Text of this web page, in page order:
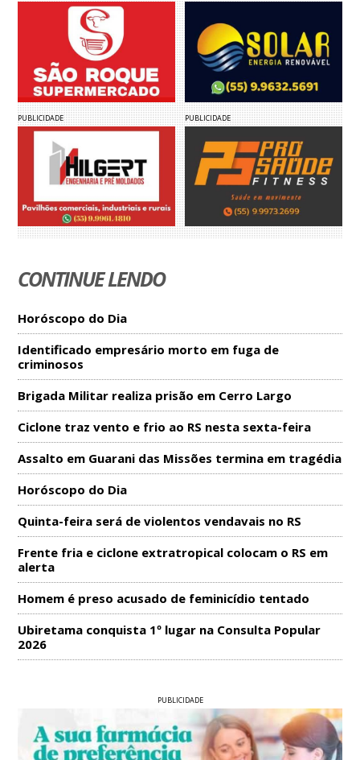
PUBLICIDADE PUBLICIDADE
CONTINUE LENDO
Horóscopo do Dia
Identificado empresário morto em fuga de
criminosos
Brigada Militar realiza prisão em Cerro Largo
Ciclone traz vento e frio ao RS nesta sexta-feira
Assalto em Guarani das Missões termina em tragédia
Horóscopo do Dia
Quinta-feira será de violentos vendavais no RS
Frente fria e ciclone extratropical colocam o RS em
alerta
Homem é preso acusado de feminicídio tentado
Ubiretama conquista 1º lugar na Consulta Popular
2026
PUBLICIDADE